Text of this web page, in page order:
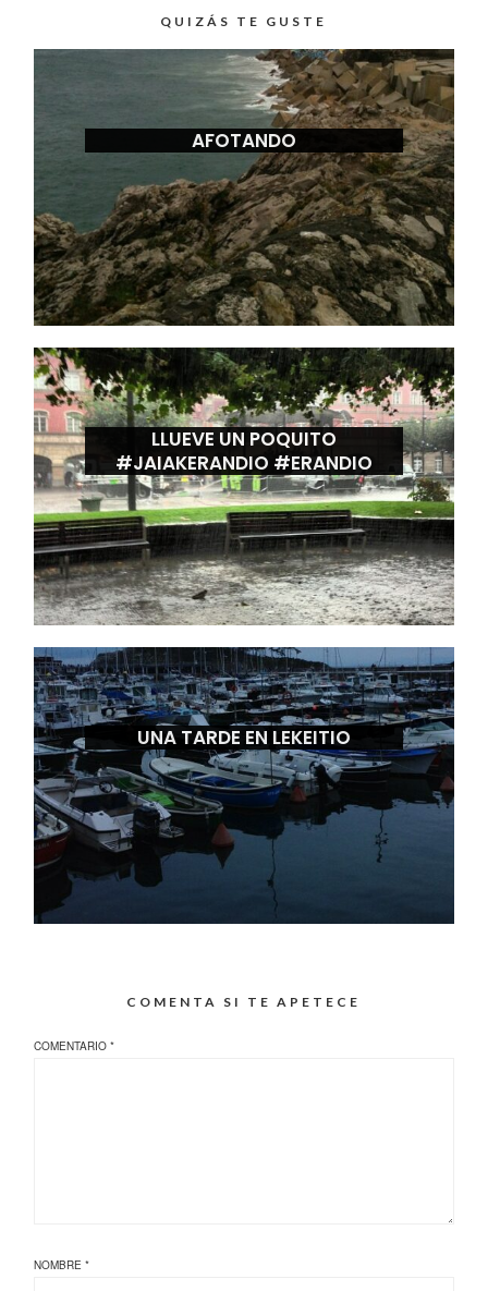
QUIZÁS TE GUSTE
AFOTANDO
LLUEVE UN POQUITO
#JAIAKERANDIO #ERANDIO
UNA TARDE EN LEKEITIO
COMENTA SI TE APETECE
COMENTARIO*
NOMBRE*